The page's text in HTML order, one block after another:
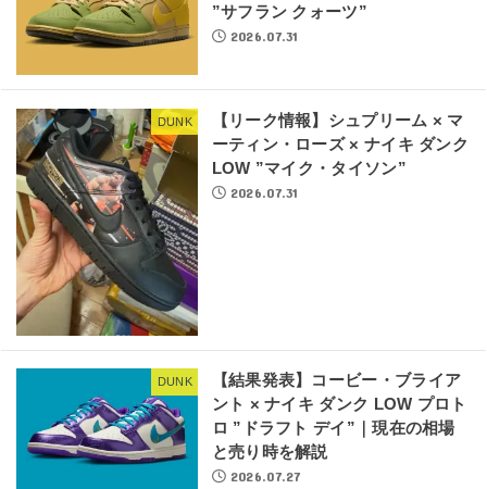
”サフラン クォーツ”
2026.07.31
DUNK
【リーク情報】シュプリーム × マ
ーティン・ローズ × ナイキ ダンク
LOW ”マイク・タイソン”
2026.07.31
DUNK
【結果発表】コービー・ブライア
ント × ナイキ ダンク LOW プロト
ロ ”ドラフト デイ”｜現在の相場
と売り時を解説
2026.07.27